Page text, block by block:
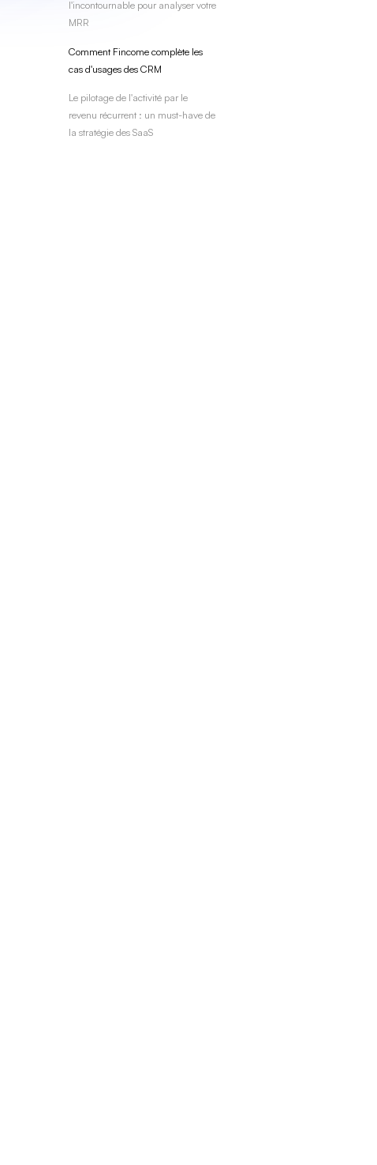
l'incontournable pour analyser votre
MRR
Comment Fincome complète les
cas d'usages des CRM
Le pilotage de l'activité par le
revenu récurrent : un must-have de
la stratégie des SaaS